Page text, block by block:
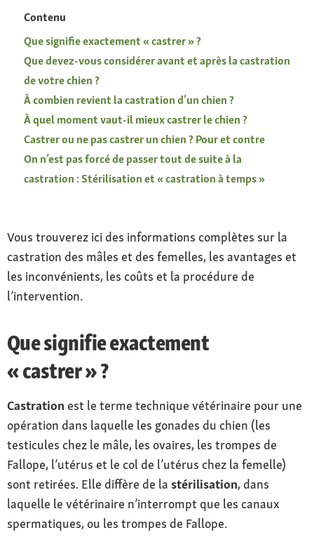
Contenu
Que signifie exactement « castrer » ?
Que devez-vous considérer avant et après la castration
de votre chien ?
À combien revient la castration d’un chien ?
À quel moment vaut-il mieux castrer le chien ?
Castrer ou ne pas castrer un chien ? Pour et contre
On n’est pas forcé de passer tout de suite à la
castration : Stérilisation et « castration à temps »
Vous trouverez ici des informations complètes sur la
castration des mâles et des femelles, les avantages et
les inconvénients, les coûts et la procédure de
l’intervention.
Que signifie exactement
« castrer » ?
Castration est le terme technique vétérinaire pour une
opération dans laquelle les gonades du chien (les
testicules chez le mâle, les ovaires, les trompes de
Fallope, l’utérus et le col de l’utérus chez la femelle)
sont retirées. Elle diffère de la stérilisation, dans
laquelle le vétérinaire n’interrompt que les canaux
spermatiques, ou les trompes de Fallope.